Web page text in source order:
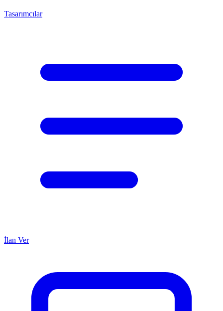
Tasarımcılar
İlan Ver